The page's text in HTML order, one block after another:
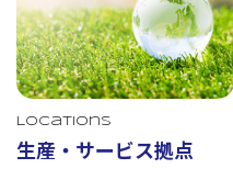
Locations
生産・サービス拠点